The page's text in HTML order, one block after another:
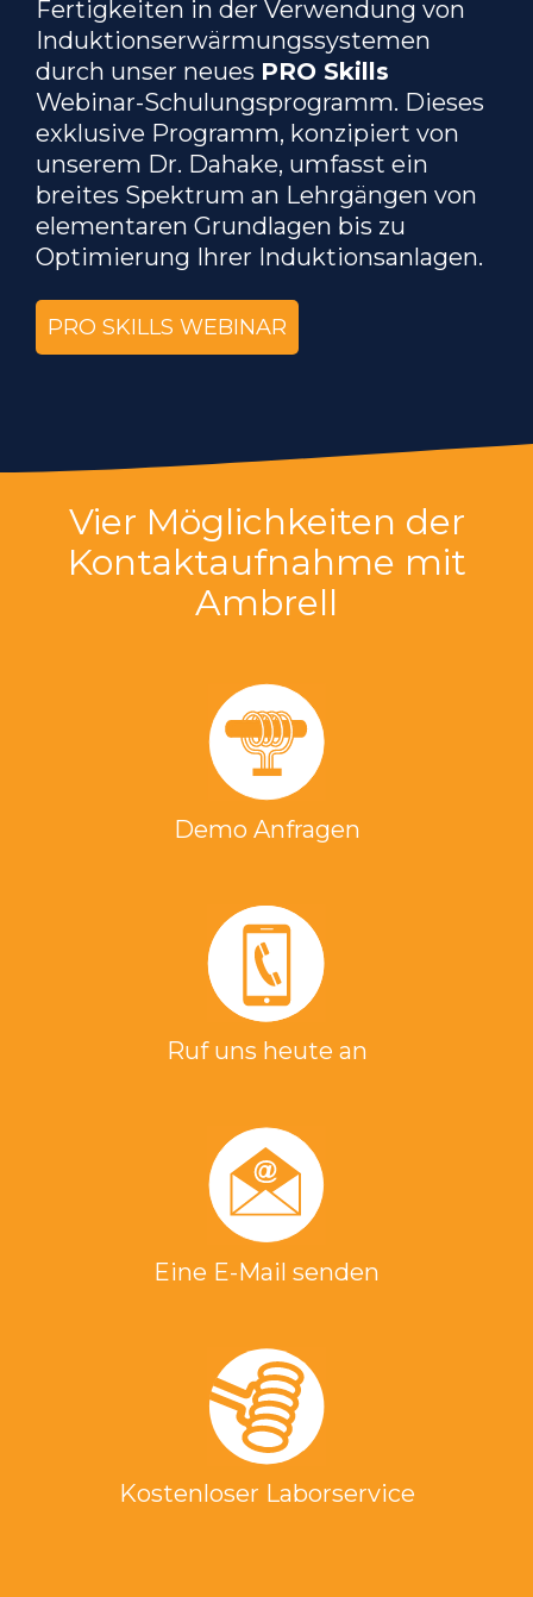
Fertigkeiten in der Verwendung von
Induktionserwärmungssystemen
durch unser neues PRO Skills
Webinar-Schulungsprogramm. Dieses
exklusive Programm, konzipiert von
unserem Dr. Dahake, umfasst ein
breites Spektrum an Lehrgängen von
elementaren Grundlagen bis zu
Optimierung Ihrer Induktionsanlagen.
PRO SKILLS WEBINAR
Vier Möglichkeiten der
Kontaktaufnahme mit
Ambrell
Demo Anfragen
Ruf uns heute an
Eine E-Mail senden
Kostenloser Laborservice